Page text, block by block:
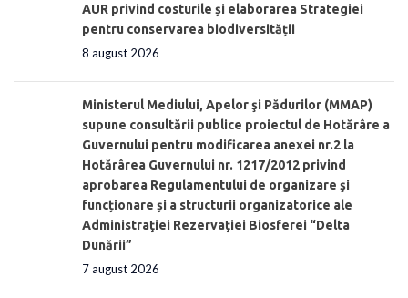
AUR privind costurile și elaborarea Strategiei
pentru conservarea biodiversității
8 august 2026
Ministerul Mediului, Apelor şi Pădurilor (MMAP)
supune consultării publice proiectul de Hotărâre a
Guvernului pentru modificarea anexei nr.2 la
Hotărârea Guvernului nr. 1217/2012 privind
aprobarea Regulamentului de organizare şi
funcționare și a structurii organizatorice ale
Administraţiei Rezervaţiei Biosferei “Delta
Dunării”
7 august 2026